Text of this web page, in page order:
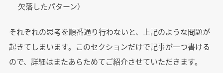
欠落したパターン）
それぞれの思考を順番通り行わないと、上記のような問題が
起きてしまいます。このセクションだけで記事が一つ書ける
ので、詳細はまたあらためてご紹介させていただきます。